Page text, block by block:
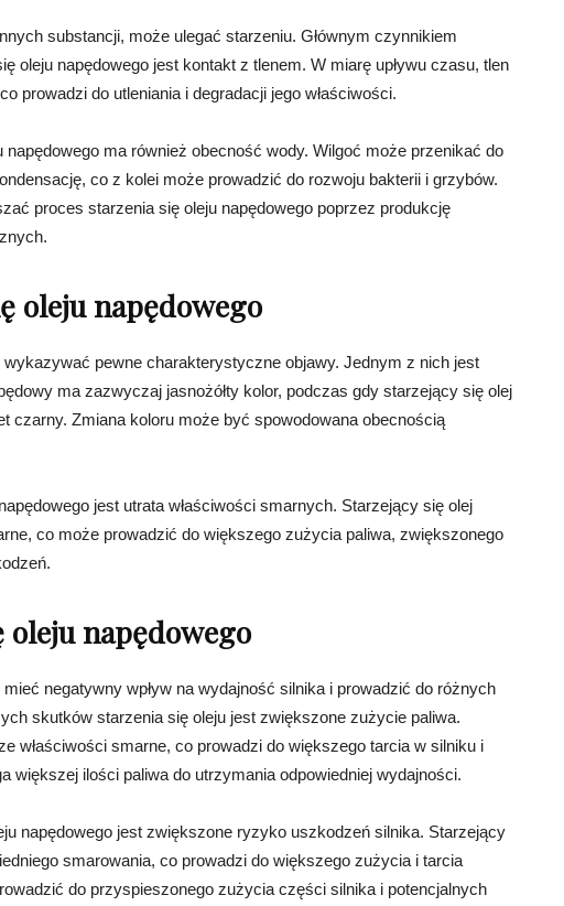
substancji, może ulegać starzeniu. Głównym czynnikiem
oleju napędowego jest kontakt z tlenem. W miarę upływu czasu, tlen
prowadzi do utleniania i degradacji jego właściwości.
napędowego ma również obecność wody. Wilgoć może przenikać do
co z kolei może prowadzić do rozwoju bakterii i grzybów.
proces starzenia się oleju napędowego poprzez produkcję
oleju napędowego
pewne charakterystyczne objawy. Jednym z nich jest
ma zazwyczaj jasnożółty kolor, podczas gdy starzejący się olej
czarny. Zmiana koloru może być spowodowana obecnością
jest utrata właściwości smarnych. Starzejący się olej
co może prowadzić do większego zużycia paliwa, zwiększonego
napędowego
negatywny wpływ na wydajność silnika i prowadzić do różnych
skutków starzenia się oleju jest zwiększone zużycie paliwa.
właściwości smarne, co prowadzi do większego tarcia w silniku i
większej ilości paliwa do utrzymania odpowiedniej wydajności.
napędowego jest zwiększone ryzyko uszkodzeń silnika. Starzejący
smarowania, co prowadzi do większego zużycia i tarcia
do przyspieszonego zużycia części silnika i potencjalnych